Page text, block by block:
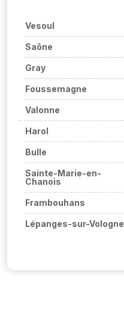
Vesoul
Saône
Gray
Foussemagne
Valonne
Harol
Bulle
Sainte-Marie-en-
Chanois
Frambouhans
Lépanges-sur-Vologne